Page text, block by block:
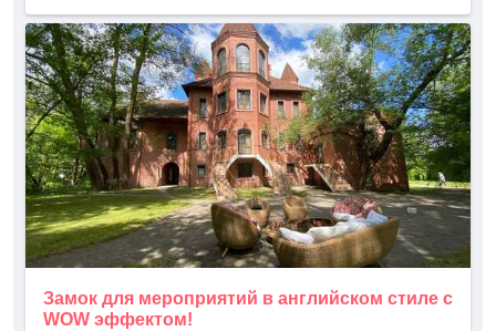
Замок для мероприятий в английском стиле с
WOW эффектом!